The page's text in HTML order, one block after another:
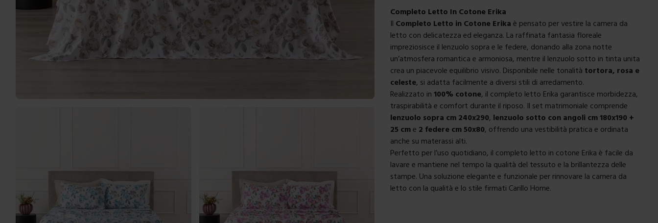
Completo Letto In Cotone Erika
Il Completo Letto in Cotone Erika è pensato per vestire la camera da
letto con delicatezza ed eleganza. La raffinata fantasia floreale
impreziosisce il lenzuolo sopra e le federe, donando alla zona notte
un’atmosfera romantica e armoniosa, mentre il lenzuolo sotto in tinta unita
crea un piacevole equilibrio visivo. Disponibile nelle tonalità tortora, rosa e
celeste, si adatta facilmente a diversi stili di arredamento.
Realizzato in100% cotone, il completo letto Erika garantisce morbidezza,
traspirabilità e comfort durante il riposo. Il set matrimoniale comprende
lenzuolo sopra cm 240x290, lenzuolo sotto con angoli cm 180x190 +
25 cme 2 federe cm 50x80, offrendo una vestibilità pratica e ordinata
anche su materassi alti.
Perfetto per l’uso quotidiano, il completo letto in cotone Erika è facile da
lavare e mantiene nel tempo la qualità del tessuto e la brillantezza delle
stampe. Una soluzione elegante e funzionale per rinnovare la camera da
letto con la qualità e lo stile firmati Carillo Home.